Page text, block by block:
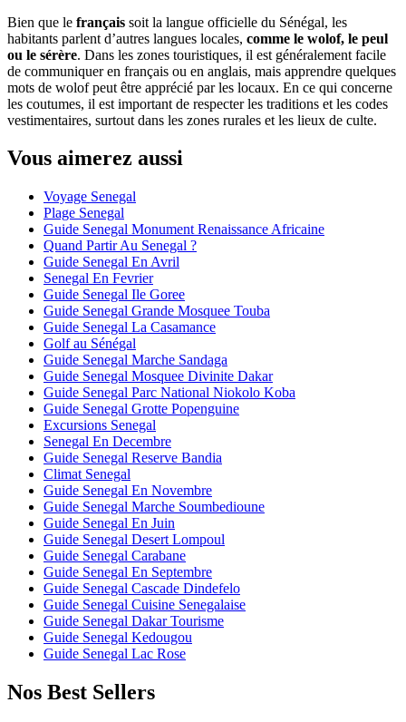
Bien que le français soit la langue officielle du Sénégal, les
habitants parlent d’autres langues locales, comme le wolof, le peul
ou le sérère. Dans les zones touristiques, il est généralement facile
de communiquer en français ou en anglais, mais apprendre quelques
mots de wolof peut être apprécié par les locaux. En ce qui concerne
les coutumes, il est important de respecter les traditions et les codes
vestimentaires, surtout dans les zones rurales et les lieux de culte.
Vous aimerez aussi
Voyage Senegal
Plage Senegal
Guide Senegal Monument Renaissance Africaine
Quand Partir Au Senegal ?
Guide Senegal En Avril
Senegal En Fevrier
Guide Senegal Ile Goree
Guide Senegal Grande Mosquee Touba
Guide Senegal La Casamance
Golf au Sénégal
Guide Senegal Marche Sandaga
Guide Senegal Mosquee Divinite Dakar
Guide Senegal Parc National Niokolo Koba
Guide Senegal Grotte Popenguine
Excursions Senegal
Senegal En Decembre
Guide Senegal Reserve Bandia
Climat Senegal
Guide Senegal En Novembre
Guide Senegal Marche Soumbedioune
Guide Senegal En Juin
Guide Senegal Desert Lompoul
Guide Senegal Carabane
Guide Senegal En Septembre
Guide Senegal Cascade Dindefelo
Guide Senegal Cuisine Senegalaise
Guide Senegal Dakar Tourisme
Guide Senegal Kedougou
Guide Senegal Lac Rose
Nos Best Sellers